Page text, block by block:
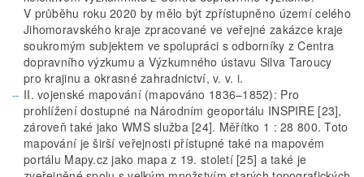
V průběhu roku 2020 by mělo být zpřístupněno území celého
Jihomoravského kraje zpracované ve veřejné zakázce kraje
soukromým subjektem ve spolupráci s odborníky z Centra
dopravního výzkumu a Výzkumného ústavu Silva Taroucy
pro krajinu a okrasné zahradnictví, v. v. i.
II. vojenské mapování (mapováno 1836–1852): Pro
prohlížení dostupné na Národním geoportálu INSPIRE [23],
zároveň také jako WMS služba [24]. Měřítko 1 : 28 800. Toto
mapování je širší veřejnosti přístupné také na mapovém
portálu Mapy.cz jako mapa z 19. století [25] a také je